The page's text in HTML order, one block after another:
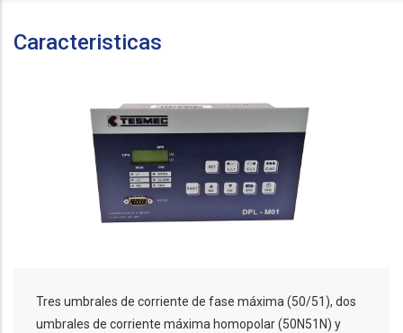
Caracteristicas
Tres umbrales de corriente de fase máxima (50/51), dos
umbrales de corriente máxima homopolar (50N51N) y